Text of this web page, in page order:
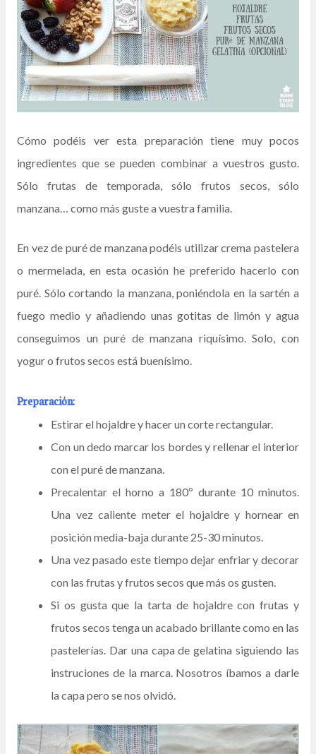
Cómo podéis ver esta preparación tiene muy pocos
ingredientes que se pueden combinar a vuestros gusto.
Sólo frutas de temporada, sólo frutos secos, sólo
manzana… como más guste a vuestra familia.
En vez de puré de manzana podéis utilizar crema pastelera
o mermelada, en esta ocasión he preferido hacerlo con
puré. Sólo cortando la manzana, poniéndola en la sartén a
fuego medio y añadiendo unas gotitas de limón y agua
conseguimos un puré de manzana riquísimo. Solo, con
yogur o frutos secos está buenísimo.
Preparación:
Estirar el hojaldre y hacer un corte rectangular.
Con un dedo marcar los bordes y rellenar el interior
con el puré de manzana.
Precalentar el horno a 180º durante 10 minutos.
Una vez caliente meter el hojaldre y hornear en
posición media-baja durante 25-30 minutos.
Una vez pasado este tiempo dejar enfriar y decorar
con las frutas y frutos secos que más os gusten.
Si os gusta que la tarta de hojaldre con frutas y
frutos secos tenga un acabado brillante como en las
pastelerías. Dar una capa de gelatina siguiendo las
instruciones de la marca. Nosotros íbamos a darle
la capa pero se nos olvidó.